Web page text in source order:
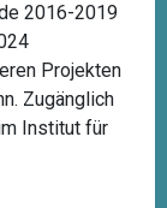
2016-2019
Projekten
Zugänglich
Institut für